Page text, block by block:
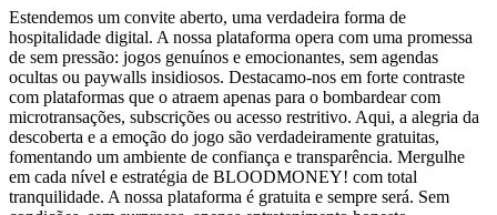
Estendemos um convite aberto, uma verdadeira forma de
hospitalidade digital. A nossa plataforma opera com uma promessa
de sem pressão: jogos genuínos e emocionantes, sem agendas
ocultas ou paywalls insidiosos. Destacamo-nos em forte contraste
com plataformas que o atraem apenas para o bombardear com
microtransações, subscrições ou acesso restritivo. Aqui, a alegria da
descoberta e a emoção do jogo são verdadeiramente gratuitas,
fomentando um ambiente de confiança e transparência. Mergulhe
em cada nível e estratégia de BLOODMONEY! com total
tranquilidade. A nossa plataforma é gratuita e sempre será. Sem